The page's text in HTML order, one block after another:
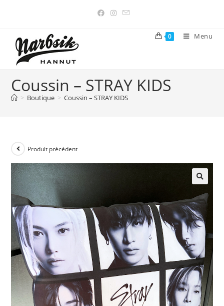
0 Menu
Coussin – STRAY KIDS
> Boutique > Coussin – STRAY KIDS
Produit précédent